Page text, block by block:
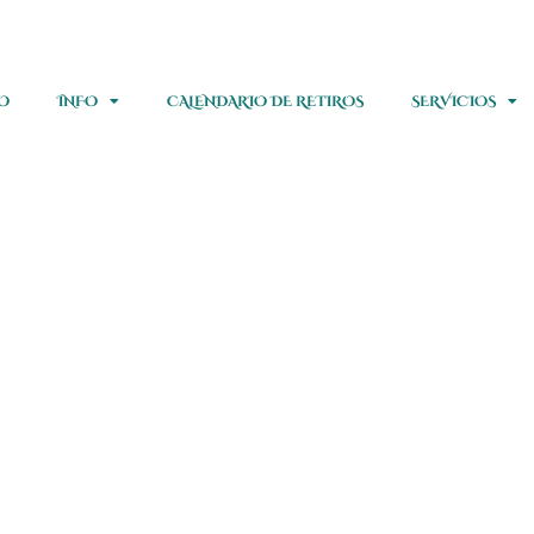
INFO CALENDARIO DE RETIROS SERVICIOS